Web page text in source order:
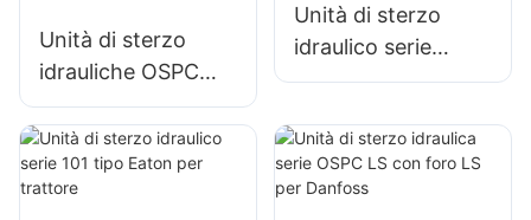
Unità di sterzo
idrauliche OSPC
100 ON per
Danfoss 150N1095
Unità di sterzo
idraulico serie
101S/OSPC per